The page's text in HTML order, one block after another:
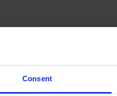
Consent
Polyamid,29% Elasthan